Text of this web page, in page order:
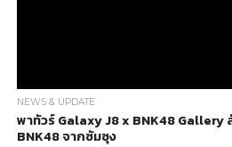
NEWS & UPDATE
พาทัวร์ Galaxy J8 x BNK48 Gallery
BNK48 จากซัมซุง